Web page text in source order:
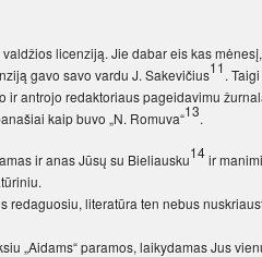
licenziją. Jie dabar eis kas
gavo savo vardu J. Sakevičius11.
ir antrojo redaktoriaus pageidavimu
kaip buvo „N. Romuva“13.
ir anas Jūsų su Bieliausku14ir
redaguosiu, literatūra ten nebus
„Aidams“ paramos, laikydamas Jus